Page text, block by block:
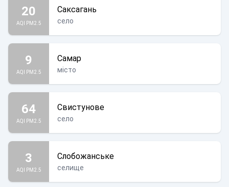
20
AQI PM2.5
Саксагань
село
9
AQI PM2.5
Самар
місто
64
AQI PM2.5
Свистунове
село
3
AQI PM2.5
Слобожанське
селище